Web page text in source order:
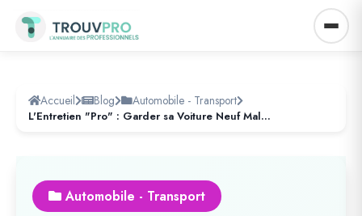
Accueil Blog Automobile - Transport
L'Entretien "Pro" : Garder sa Voiture Neuf Malgré les Kilomètres
Automobile - Transport